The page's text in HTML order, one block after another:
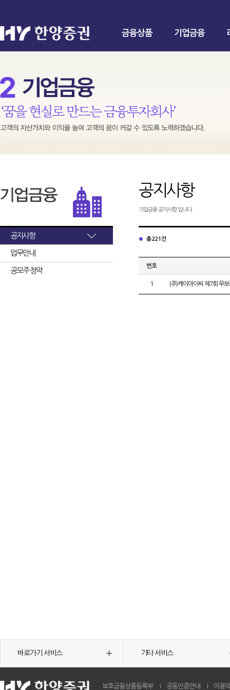
금융상품 기업금융
공지사항
업무안내
공모주 청약
공지사항
기업금융 공지사항 입니다.
총 221건
번호
1 (주)케이아이씨 제7회 무
바로가기 서비스 기타 서비스
보호금융상품등록부 공동인증안내 이용